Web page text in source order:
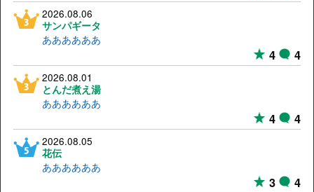
2026.08.06
サンパギータ
ああああああ
4 4
2026.08.01
とんだ煮え湯
ああああああ
4 4
2026.08.05
花伝
ああああああ
3 4